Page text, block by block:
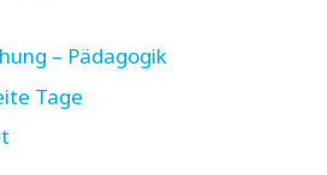
– Pädagogik
Tage